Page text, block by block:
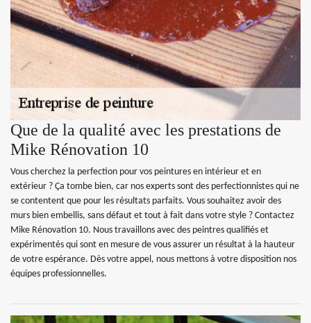
Que de la qualité avec les prestations de
Mike Rénovation 10
Vous cherchez la perfection pour vos peintures en intérieur et en
extérieur ? Ça tombe bien, car nos experts sont des perfectionnistes qui ne
se contentent que pour les résultats parfaits. Vous souhaitez avoir des
murs bien embellis, sans défaut et tout à fait dans votre style ? Contactez
Mike Rénovation 10. Nous travaillons avec des peintres qualifiés et
expérimentés qui sont en mesure de vous assurer un résultat à la hauteur
de votre espérance. Dès votre appel, nous mettons à votre disposition nos
équipes professionnelles.